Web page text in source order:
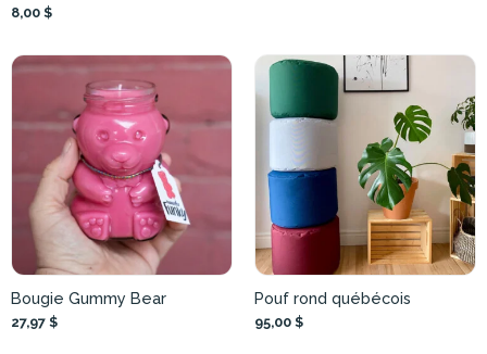
8,00 $
Bougie Gummy Bear
27,97 $
Pouf rond québécois
95,00 $